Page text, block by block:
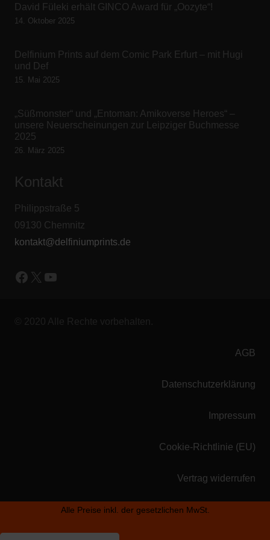
David Füleki erhält GINCO Award für „Oozyte“!
14. Oktober 2025
Delfinium Prints auf dem Comic Park Erfurt – mit Hugi
und Def
15. Mai 2025
„Süßmonster“ und „Entoman: Amikoverse Heroes“ –
unsere Neuerscheinungen zur Leipziger Buchmesse
2025
26. März 2025
Kontakt
Philippstraße 5
09130 Chemnitz
kontakt@delfiniumprints.de
Facebook
X YouTube
AGB
Datenschutzerklärung
Impressum
Cookie-Richtlinie (EU)
Vertrag widerrufen
Alle Preise inkl. der gesetzlichen MwSt.